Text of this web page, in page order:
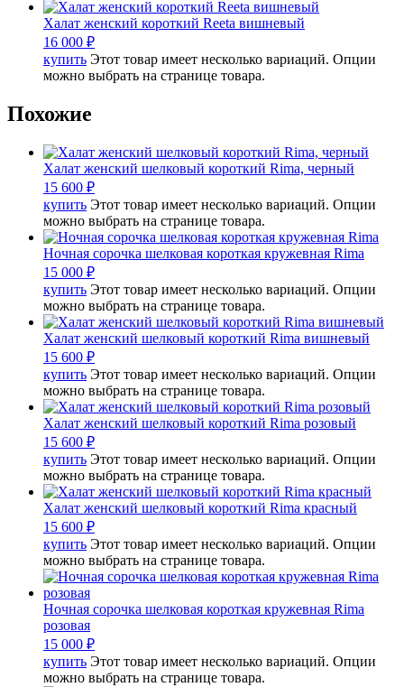
Халат женский короткий Reeta вишневый
16 000 ₽
купить Этот товар имеет несколько вариаций. Опции
можно выбрать на странице товара.
Похожие
Халат женский шелковый короткий Rima, черный
15 600 ₽
купить Этот товар имеет несколько вариаций. Опции
можно выбрать на странице товара.
Ночная сорочка шелковая короткая кружевная Rima
15 000 ₽
купить Этот товар имеет несколько вариаций. Опции
можно выбрать на странице товара.
Халат женский шелковый короткий Rima вишневый
15 600 ₽
купить Этот товар имеет несколько вариаций. Опции
можно выбрать на странице товара.
Халат женский шелковый короткий Rima розовый
15 600 ₽
купить Этот товар имеет несколько вариаций. Опции
можно выбрать на странице товара.
Халат женский шелковый короткий Rima красный
15 600 ₽
купить Этот товар имеет несколько вариаций. Опции
можно выбрать на странице товара.
Ночная сорочка шелковая короткая кружевная Rima
розовая
15 000 ₽
купить Этот товар имеет несколько вариаций. Опции
можно выбрать на странице товара.